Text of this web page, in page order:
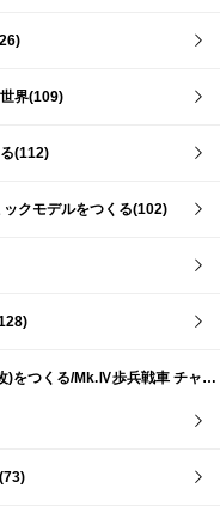
界(109)
(112)
クモデルをつくる(102)
ガールズ&パンツァー Ⅳ号戦車H型(D型改)をつくる/Mk.Ⅳ歩兵戦車 チャーチルMk.Ⅶをつくる(191)